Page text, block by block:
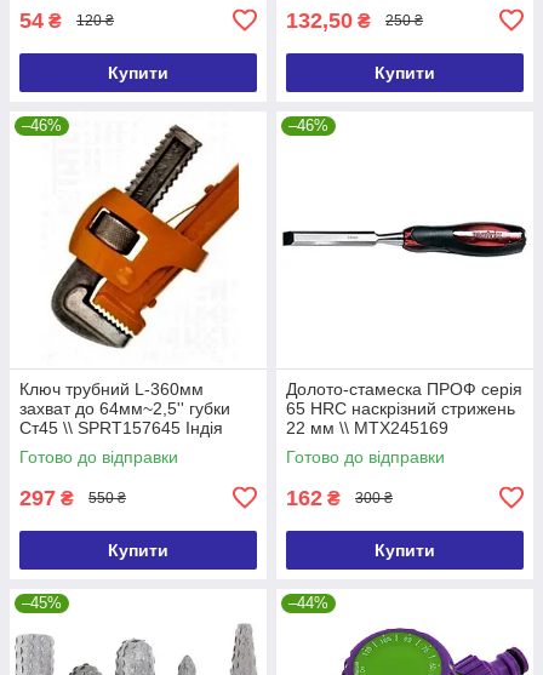
54 ₴ 120 ₴
Купити
132,50 ₴ 250 ₴
Купити
–46%
Ключ трубний L-360мм
захват до 64мм~2,5'' губки
Ст45 \\ SPRT157645 Індія
Готово до відправки
297 ₴ 550 ₴
Купити
–46%
Долото-стамеска ПРОФ серія
65 HRC наскрізний стрижень
22 мм \\ MTX245169
Готово до відправки
162 ₴ 300 ₴
Купити
–45% –44%